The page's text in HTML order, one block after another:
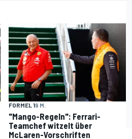
FORMEL 19 M.
"Mango-Regeln": Ferrari-
Teamchef witzelt über
McLaren-Vorschriften